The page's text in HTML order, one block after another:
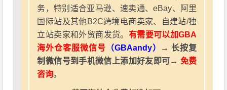
务，特别适合亚马逊、速卖通、eBay、阿里
国际站及其他B2C跨境电商卖家、自建站/独
立站卖家和外贸商发货。 有需要可以加GBA
海外仓客服微信号 （GBAandy）
→ 长按复
制微信号到手机微信上添加好友即可→ 免费
咨询。